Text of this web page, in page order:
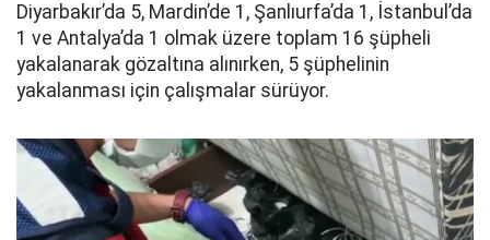
Diyarbakır’da 5, Mardin’de 1, Şanlıurfa’da 1, İstanbul’da
1 ve Antalya’da 1 olmak üzere toplam 16 şüpheli
yakalanarak gözaltına alınırken, 5 şüphelinin
yakalanması için çalışmalar sürüyor.